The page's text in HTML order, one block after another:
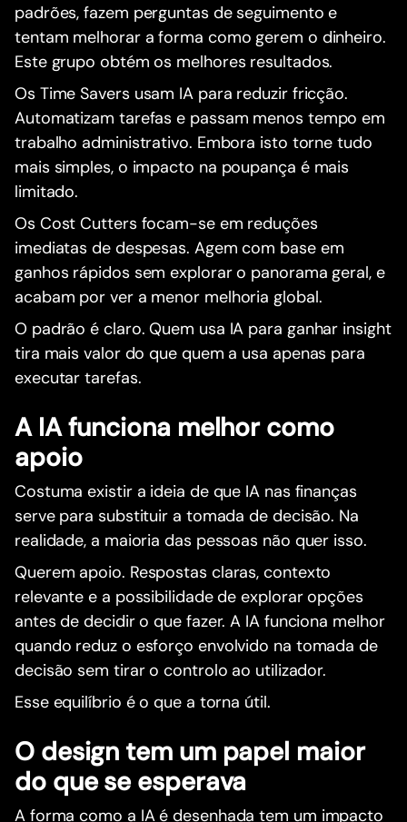
padrões, fazem perguntas de seguimento e
tentam melhorar a forma como gerem o dinheiro.
Este grupo obtém os melhores resultados.
Os Time Savers usam IA para reduzir fricção.
Automatizam tarefas e passam menos tempo em
trabalho administrativo. Embora isto torne tudo
mais simples, o impacto na poupança é mais
limitado.
Os Cost Cutters focam-se em reduções
imediatas de despesas. Agem com base em
ganhos rápidos sem explorar o panorama geral, e
acabam por ver a menor melhoria global.
O padrão é claro. Quem usa IA para ganhar insight
tira mais valor do que quem a usa apenas para
executar tarefas.
A IA funciona melhor como
apoio
Costuma existir a ideia de que IA nas finanças
serve para substituir a tomada de decisão. Na
realidade, a maioria das pessoas não quer isso.
Querem apoio. Respostas claras, contexto
relevante e a possibilidade de explorar opções
antes de decidir o que fazer. A IA funciona melhor
quando reduz o esforço envolvido na tomada de
decisão sem tirar o controlo ao utilizador.
Esse equilíbrio é o que a torna útil.
O design tem um papel maior
do que se esperava
A forma como a IA é desenhada tem um impacto